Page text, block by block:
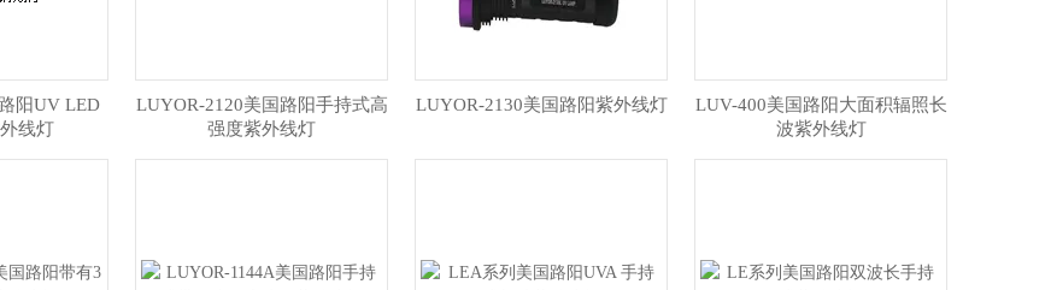
阳UV LED
线灯
LUYOR-2120美国路阳手持式高
强度紫外线灯
LUYOR-2130美国路阳紫外线灯
LUV-400美国路阳大面积辐照长
波紫外线灯